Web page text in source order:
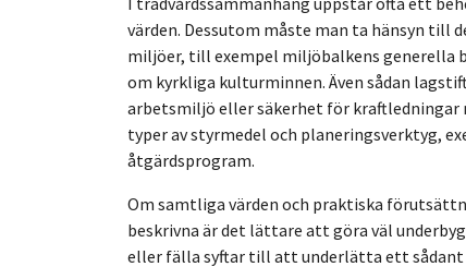
värden. Dessutom måste man ta hänsyn till
miljöer, till exempel miljöbalkens generella
om kyrkliga kulturminnen. Även sådan
arbetsmiljö eller säkerhet för kraftledningar
typer av styrmedel och planeringsverktyg,
åtgärdsprogram.
Om samtliga värden och praktiska
beskrivna är det lättare att göra väl
eller fälla syftar till att underlätta ett